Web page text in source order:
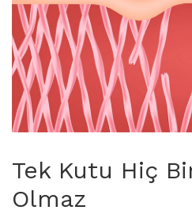
Tek Kutu Hiç
Olmaz